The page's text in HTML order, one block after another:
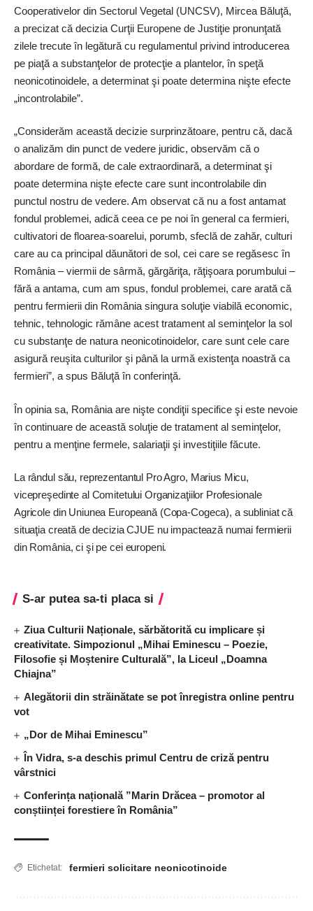
Cooperativelor din Sectorul Vegetal (UNCSV), Mircea Băluţă,
a precizat că decizia Curţii Europene de Justiţie pronunţată
zilele trecute în legătură cu regulamentul privind introducerea
pe piaţă a substanţelor de protecţie a plantelor, în speţă
neonicotinoidele, a determinat şi poate determina nişte efecte
„incontrolabile”.
„Considerăm această decizie surprinzătoare, pentru că, dacă
o analizăm din punct de vedere juridic, observăm că o
abordare de formă, de cale extraordinară, a determinat şi
poate determina nişte efecte care sunt incontrolabile din
punctul nostru de vedere. Am observat că nu a fost antamat
fondul problemei, adică ceea ce pe noi în general ca fermieri,
cultivatori de floarea-soarelui, porumb, sfeclă de zahăr, culturi
care au ca principal dăunători de sol, cei care se regăsesc în
România – viermii de sârmă, gărgăriţa, răţişoara porumbului –
fără a antama, cum am spus, fondul problemei, care arată că
pentru fermierii din România singura soluţie viabilă economic,
tehnic, tehnologic rămâne acest tratament al seminţelor la sol
cu substanţe de natura neonicotinoidelor, care sunt cele care
asigură reuşita culturilor şi până la urmă existenţa noastră ca
fermieri”, a spus Băluţă în conferinţă.
În opinia sa, România are nişte condiţii specifice şi este nevoie
în continuare de această soluţie de tratament al seminţelor,
pentru a menţine fermele, salariaţii şi investiţiile făcute.
La rândul său, reprezentantul Pro Agro, Marius Micu,
vicepreşedinte al Comitetului Organizaţiilor Profesionale
Agricole din Uniunea Europeană (Copa-Cogeca), a subliniat că
situaţia creată de decizia CJUE nu impactează numai fermierii
din România, ci şi pe cei europeni.
S-ar putea sa-ti placa si
Ziua Culturii Naționale, sărbătorită cu implicare și
creativitate. Simpozionul „Mihai Eminescu – Poezie,
Filosofie și Moștenire Culturală”, la Liceul „Doamna
Chiajna”
Alegătorii din străinătate se pot înregistra online pentru
vot
„Dor de Mihai Eminescu”
În Vidra, s-a deschis primul Centru de criză pentru
vârstnici
Conferința națională ”Marin Drăcea – promotor al
conștiinței forestiere în România”
Etichetat: fermieri solicitare neonicotinoide